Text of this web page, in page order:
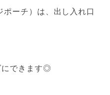
ーチ）は、出し入れ口
にできます◎